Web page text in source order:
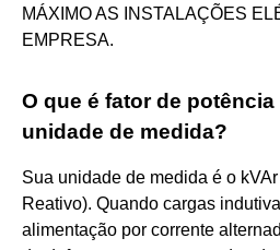
MÁXIMO AS INSTALAÇÕES
EMPRESA.
O que é fator de potência
unidade de medida?
Sua unidade de medida é o
Reativo). Quando cargas
alimentação por corrente